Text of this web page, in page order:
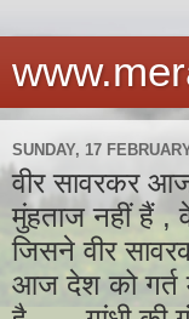
SUNDAY, 17
वीर सावरकर
मुंहताज नहीं हैं ,
जिसने वीर
आज देश को गर्त